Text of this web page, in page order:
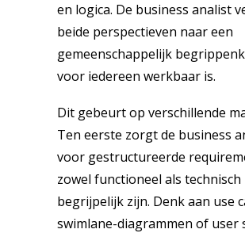
en logica. De business analist
beide perspectieven naar een
gemeenschappelijk
voor iedereen werkbaar is.
Dit gebeurt op verschillende
Ten eerste zorgt de business
voor gestructureerde
zowel functioneel als technisch
begrijpelijk zijn. Denk aan use
swimlane-diagrammen of user